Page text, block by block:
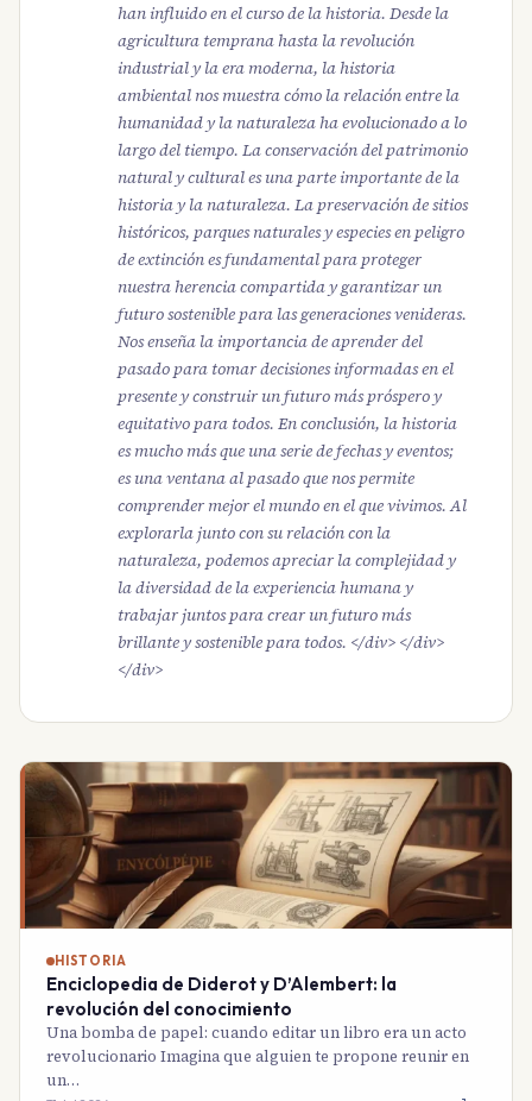
han influido en el curso de la historia. Desde la
agricultura temprana hasta la revolución
industrial y la era moderna, la historia
ambiental nos muestra cómo la relación entre la
humanidad y la naturaleza ha evolucionado a lo
largo del tiempo. La conservación del patrimonio
natural y cultural es una parte importante de la
historia y la naturaleza. La preservación de sitios
históricos, parques naturales y especies en peligro
de extinción es fundamental para proteger
nuestra herencia compartida y garantizar un
futuro sostenible para las generaciones venideras.
Nos enseña la importancia de aprender del
pasado para tomar decisiones informadas en el
presente y construir un futuro más próspero y
equitativo para todos. En conclusión, la historia
es mucho más que una serie de fechas y eventos;
es una ventana al pasado que nos permite
comprender mejor el mundo en el que vivimos. Al
explorarla junto con su relación con la
naturaleza, podemos apreciar la complejidad y
la diversidad de la experiencia humana y
trabajar juntos para crear un futuro más
brillante y sostenible para todos. </div> </div>
</div>
HISTORIA
Enciclopedia de Diderot y D’Alembert: la
revolución del conocimiento
Una bomba de papel: cuando editar un libro era un acto
revolucionario Imagina que alguien te propone reunir en
un…